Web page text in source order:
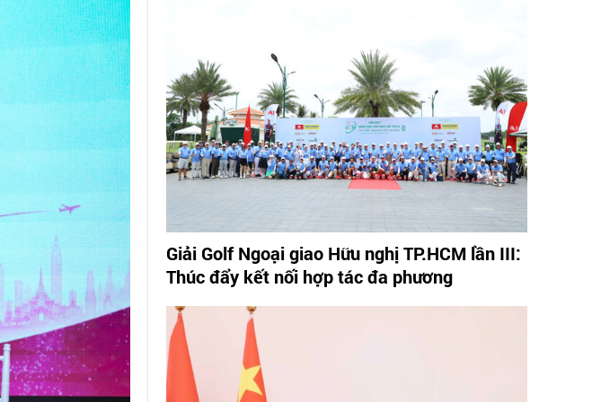
Giải Golf Ngoại giao Hữu nghị TP.HCM lần III:
Thúc đẩy kết nối hợp tác đa phương